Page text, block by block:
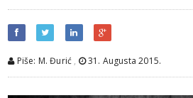
Piše: M. Đurić , 31. Augusta 2015.